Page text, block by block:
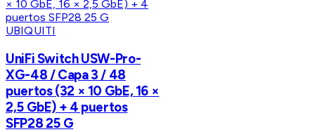
UBIQUITI
UniFi Switch USW-Pro-
XG-48 / Capa 3 / 48
puertos (32 × 10 GbE, 16 ×
2,5 GbE) + 4 puertos
SFP28 25 G